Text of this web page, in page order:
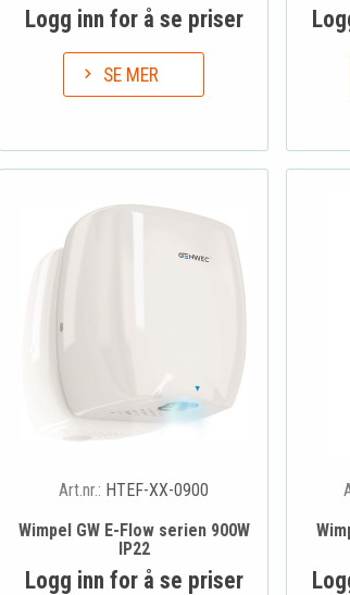
Logg inn for å se priser
SE MER
Art.nr.: HTEF-XX-0900
Wimpel GW E-Flow serien 900W
IP22
Logg inn for å se priser